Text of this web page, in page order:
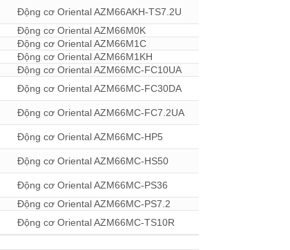
Động cơ Oriental AZM66AKH-TS7.2U
Động cơ Oriental AZM66M0K
Động cơ Oriental AZM66M1C
Động cơ Oriental AZM66M1KH
Động cơ Oriental AZM66MC-FC10UA
Động cơ Oriental AZM66MC-FC30DA
Động cơ Oriental AZM66MC-FC7.2UA
Động cơ Oriental AZM66MC-HP5
Động cơ Oriental AZM66MC-HS50
Động cơ Oriental AZM66MC-PS36
Động cơ Oriental AZM66MC-PS7.2
Động cơ Oriental AZM66MC-TS10R